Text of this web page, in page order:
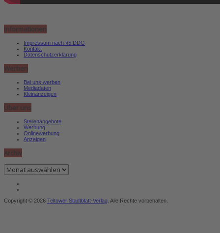
Informationen
Impressum nach §5 DDG
Kontakt
Datenschutzerklärung
Werben
Bei uns werben
Mediadaten
Kleinanzeigen
Über uns
Stellenangebote
Werbung
Onlinewerbung
Anzeigen
Archiv
Archiv
Copyright © 2026 Teltower Stadtblatt-Verlag . Alle Rechte vorbehalten.